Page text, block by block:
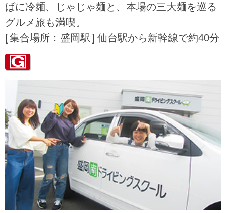
ばに冷麺、じゃじゃ麺と、本場の三大麺を巡る
グルメ旅も満喫。
集合場所：盛岡駅
仙台駅から新幹線で約40分